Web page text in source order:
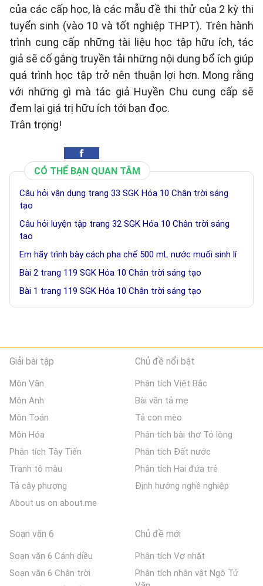
của các cấp học, là các mẫu đề thi thử của 2 kỳ thi
tuyển sinh (vào 10 và tốt nghiệp THPT). Trên hành
trình cung cấp những tài liệu học tập hữu ích, tác
giả sẽ cố gắng truyền tải những nội dung bổ ích giúp
quá trình học tập trở nên thuận lợi hơn. Mong rằng
với những gì mà tác giả Huyền Chu cung cấp sẽ
đem lại giá trị hữu ích tới bạn đọc.
Trân trọng!
CÓ THỂ BẠN QUAN TÂM
Câu hỏi vận dụng trang 33 SGK Hóa 10 Chân trời sáng
tạo
Câu hỏi luyện tập trang 32 SGK Hóa 10 Chân trời sáng
tạo
Em hãy trình bày cách pha chế 500 mL nước muối sinh lí
Bài 2 trang 119 SGK Hóa 10 Chân trời sáng tạo
Bài 1 trang 119 SGK Hóa 10 Chân trời sáng tạo
Giải bài tập
Môn Văn
Môn Anh
Môn Toán
Môn Hóa
Phân tích Tây Tiến
Tranh tô màu
Tả cây phượng
About us on about.me
Chủ đề nổi bật
Phân tích Việt Bắc
Bài văn tả mẹ
Tả con mèo
Phân tích bài thơ Tỏ lòng
Phân tích Đất nước
Phân tích Hai đứa trẻ
Định hướng nghề nghiệp
Soạn văn 6
Soạn văn 6 Cánh diều
Soạn văn 6 Chân trời
Chủ đề mới
Phân tích Vợ nhặt
Phân tích nhân vật Ngô Tử